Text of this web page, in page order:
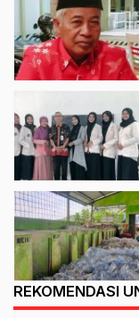
REKOMENDASI